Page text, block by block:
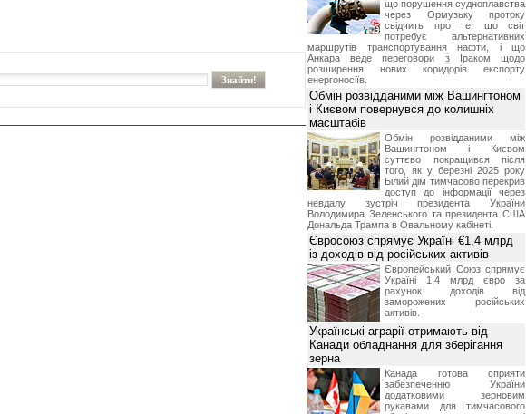
що порушення судноплавства
через Ормузьку протоку
свідчить про те, що світ
потребує альтернативних
маршрутів транспортування нафти, і що
Анкара веде переговори з Іраком щодо
розширення нових коридорів експорту
енергоносіїв.
Обмін розвідданими між Вашингтоном
і Києвом повернувся до колишніх
масштабів
Обмін розвідданими між
Вашингтоном і Києвом
суттєво покращився після
того, як у березні 2025 року
Білий дім тимчасово перекрив
доступ до інформації через
невдалу зустріч президента України
Володимира Зеленського та президента США
Дональда Трампа в Овальному кабінеті.
Євросоюз спрямує Україні €1,4 млрд
із доходів від російських активів
Європейський Союз спрямує
Україні 1,4 млрд євро за
рахунок доходів від
заморожених російських
активів.
Українські аграрії отримають від
Канади обладнання для зберігання
зерна
Канада готова сприяти
забезпеченню України
додатковими зерновим
рукавами для тимчасового